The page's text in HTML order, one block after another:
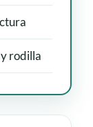
rodilla